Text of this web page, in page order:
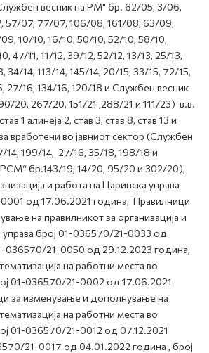
весник на РМ" бр. 62/05, 3/06,
57/07, 77/07, 106/08, 161/08, 63/09,
10/10, 16/10, 50/10, 52/10, 58/10,
47/11, 11/12, 39/12, 52/12, 13/13, 25/13,
34/14, 113/14, 145/14, 20/15, 33/15, 72/15,
27/16, 134/16, 120/18 и Службен весник
20, 267/20, 151/21 ,288/21 и 111/23) в.в.
1 алинеја 2, став 3, став 8, став 13 и
вработени во јавниот сектор (Службен
14, 199/14, 27/16, 35/18, 198/18 и
бр.143/19, 14/20, 95/20 и 302/20),
и работа на Царинска управа
од 17.06.2021 година, Правилници
на правилникот за организација и
управа број 01-036570/21-0033 од
036570/21-0050 од 29.12.2023 година,
на работни места во
01-036570/21-0002 од 17.06.2021
за изменување и дополнување на
на работни места во
01-036570/21-0012 од 07.12.2021
21-0017 од 04.01.2022 година , број